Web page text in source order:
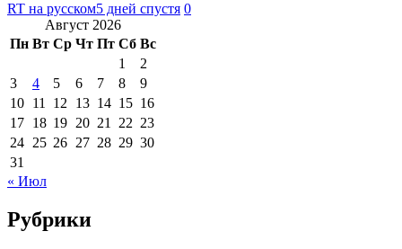
RT на русском5 дней спустя 0
Август 2026
Пн Вт Ср Чт Пт Сб Вс
1
2
3
4 5 6 7 8
9
10 11 12 13 14 15 16
17 18 19 20 21 22 23
24 25 26 27 28 29 30
31
« Июл
Рубрики